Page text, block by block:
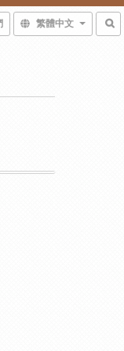
繁體中文